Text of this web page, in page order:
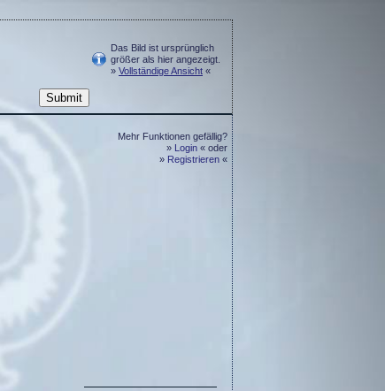
Das Bild ist ursprünglich
größer als hier angezeigt.
» Vollständige Ansicht «
Mehr Funktionen gefällig?
» Login « oder
» Registrieren «